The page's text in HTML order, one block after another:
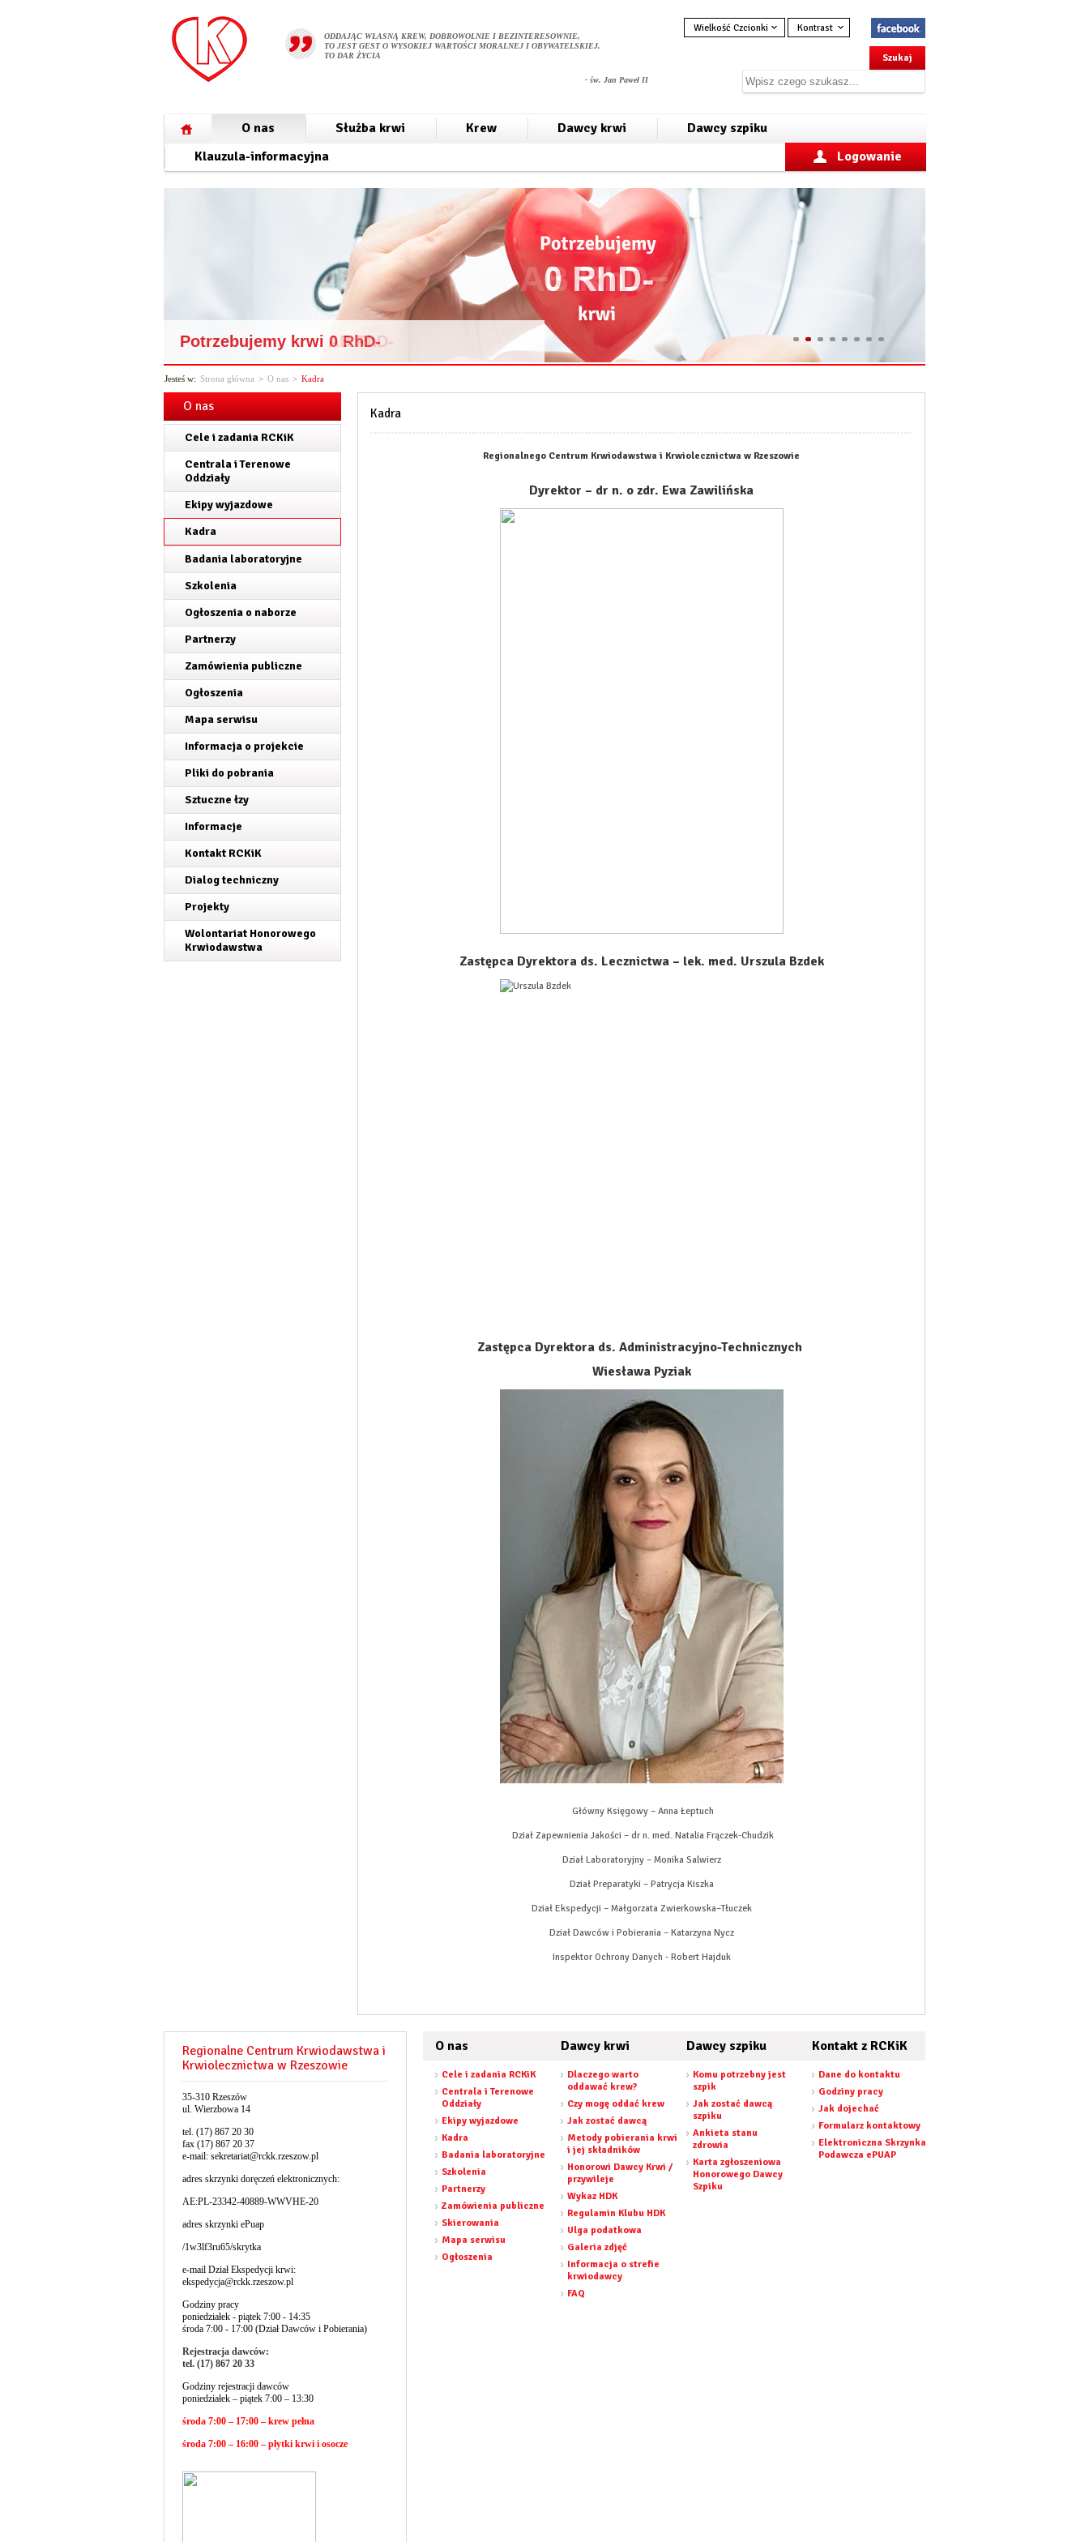
ODDAJĄC WŁASNĄ KREW, DOBROWOLNIE I BEZINTERESOWNIE,
TO JEST GEST O WYSOKIEJ WARTOŚCI MORALNEJ I OBYWATELSKIEJ.
TO DAR ŻYCIA
- św. Jan Paweł II
Wielkość Czcionki Kontrast
O nas Służba krwi Krew Dawcy krwi
Dawcy szpiku
Klauzula-informacyjna
Logowanie
Potrzebujemy krwi 0 RhD-
Potrzebujemy krwi AB RhD-
Jesteś w: Strona główna > O nas > Kadra
O nas
Cele i zadania RCKiK
Centrala i Terenowe
Oddziały
Ekipy wyjazdowe
Kadra
Badania laboratoryjne
Szkolenia
Ogłoszenia o naborze
Partnerzy
Zamówienia publiczne
Ogłoszenia
Mapa serwisu
Informacja o projekcie
Pliki do pobrania
Sztuczne łzy
Informacje
Kontakt RCKiK
Dialog techniczny
Projekty
Wolontariat Honorowego
Krwiodawstwa
Kadra
Regionalnego Centrum Krwiodawstwa i Krwiolecznictwa w Rzeszowie
Dyrektor – dr n. o zdr. Ewa Zawilińska
Zastępca Dyrektora ds. Lecznictwa – lek. med. Urszula Bzdek
Zastępca Dyrektora ds. Administracyjno-Technicznych
Wiesława Pyziak
Główny Księgowy – Anna Łeptuch
Dział Zapewnienia Jakości – dr n. med. Natalia Frączek-Chudzik
Dział Laboratoryjny – Monika Salwierz
Dział Preparatyki – Patrycja Kiszka
Dział Ekspedycji – Małgorzata Zwierkowska–Tłuczek
Dział Dawców i Pobierania – Katarzyna Nycz
Inspektor Ochrony Danych - Robert Hajduk
Regionalne Centrum Krwiodawstwa i
Krwiolecznictwa w Rzeszowie
35-310 Rzeszów
ul. Wierzbowa 14
tel. (17) 867 20 30
fax (17) 867 20 37
e-mail: sekretariat@rckk.rzeszow.pl
adres skrzynki doręczeń elektronicznych:
AE:PL-23342-40889-WWVHE-20
adres skrzynki ePuap
/1w3lf3ru65/skrytka
e-mail Dział Ekspedycji krwi:
ekspedycja@rckk.rzeszow.pl
Godziny pracy
poniedziałek - piątek 7:00 - 14:35
środa 7:00 - 17:00 (Dział Dawców i Pobierania)
Rejestracja dawców:
tel. (17) 867 20 33
Godziny rejestracji dawców
poniedziałek – piątek 7:00 – 13:30
środa 7:00 – 17:00 – krew pełna
środa 7:00 – 16:00 – płytki krwi i osocze
O nas
Cele i zadania RCKiK
Centrala i Terenowe
Oddziały
Ekipy wyjazdowe
Kadra
Badania laboratoryjne
Szkolenia
Partnerzy
Zamówienia publiczne
Skierowania
Mapa serwisu
Ogłoszenia
Dawcy krwi
Dlaczego warto
oddawać krew?
Czy mogę oddać krew
Jak zostać dawcą
Metody pobierania krwi
i jej składników
Honorowi Dawcy Krwi /
przywileje
Wykaz HDK
Regulamin Klubu HDK
Ulga podatkowa
Galeria zdjęć
Informacja o strefie
krwiodawcy
FAQ
Dawcy szpiku
Komu potrzebny jest
szpik
Jak zostać dawcą
szpiku
Ankieta stanu
zdrowia
Karta zgłoszeniowa
Honorowego Dawcy
Szpiku
Kontakt z RCKiK
Dane do kontaktu
Godziny pracy
Jak dojechać
Formularz kontaktowy
Elektroniczna Skrzynka
Podawcza ePUAP